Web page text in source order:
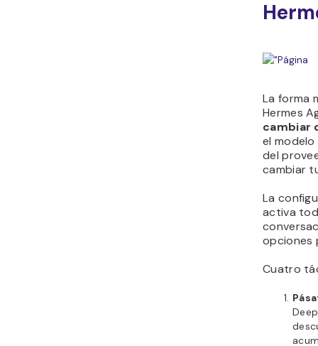
La forma
Hermes
cambiar
el
del
cambiar
La
activa
opciones
Cuatro